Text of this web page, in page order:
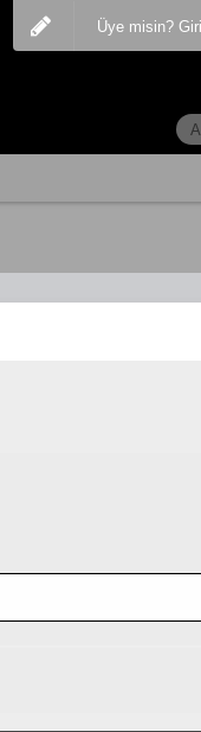
Üye misin?